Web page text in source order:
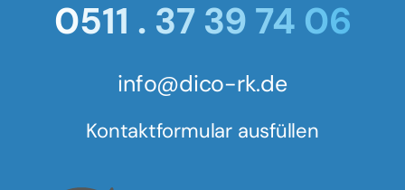
0511 . 37 39 74 06
info@dico-rk.de
Kontaktformular ausfüllen